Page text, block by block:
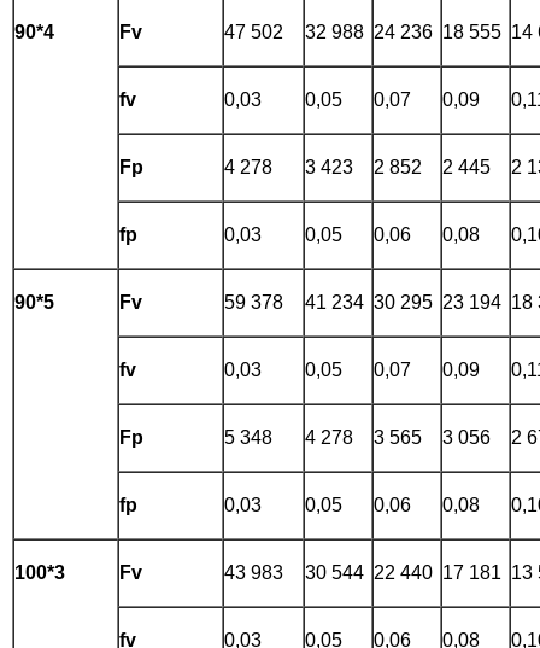
90*4 Fv 47 502 32 988 24 236 18 555 14
fv 0,03 0,05 0,07 0,09
Fp 4 278 3 423 2 852 2 445 2
fp 0,03 0,05 0,06 0,08
90*5 Fv 59 378 41 234 30 295 23 194 18
fv 0,03 0,05 0,07 0,09
Fp 5 348 4 278 3 565 3 056 2
fp 0,03 0,05 0,06 0,08
100*3 Fv 43 983 30 544 22 440 17 181 13
fv 0,03 0,05 0,06 0,08